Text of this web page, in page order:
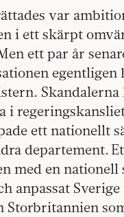
var
i ett skärpt
ett par år
Skandalerna
i
ett nationellt
departement.
med en nationell
anpassat